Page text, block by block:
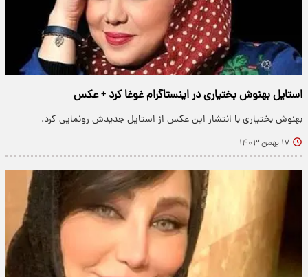
استایل بهنوش بختیاری در اینستاگرام غوغا کرد + عکس
​بهنوش بختیاری با انتشار این عکس از استایل جدیدش رونمایی کرد.
۱۷ بهمن ۱۴۰۳